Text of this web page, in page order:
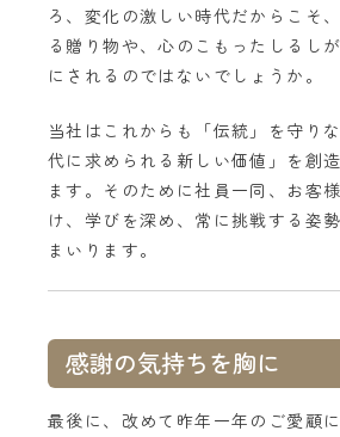
ろ、変化の激しい時代だからこそ
る贈り物や、心のこもったしるし
にされるのではないでしょうか。
当社はこれからも「伝統」を守り
代に求められる新しい価値」を創
ます。そのために社員一同、お客
け、学びを深め、常に挑戦する姿
まいります。
感謝の気持ちを胸に
最後に、改めて昨年一年のご愛顧